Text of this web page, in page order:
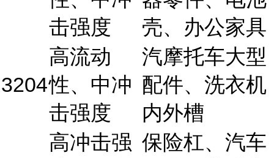
击强度
壳、办公家具
3204
高流动
性、中冲
击强度
汽摩托车大型
配件、洗衣机
内外槽
高冲击强 保险杠、汽车